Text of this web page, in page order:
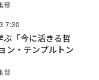
部
7:30
「今に活きる哲
ン・テンプルトン
部